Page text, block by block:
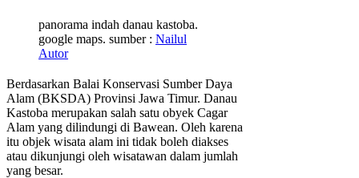
panorama indah danau kastoba.
google maps. sumber : Nailul
Autor
Berdasarkan Balai Konservasi Sumber Daya
Alam (BKSDA) Provinsi Jawa Timur. Danau
Kastoba merupakan salah satu obyek Cagar
Alam yang dilindungi di Bawean. Oleh karena
itu objek wisata alam ini tidak boleh diakses
atau dikunjungi oleh wisatawan dalam jumlah
yang besar.